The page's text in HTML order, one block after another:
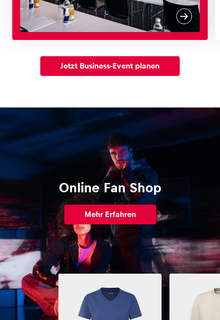
Jetzt Business-Event planen
Online Fan Shop
Mehr Erfahren